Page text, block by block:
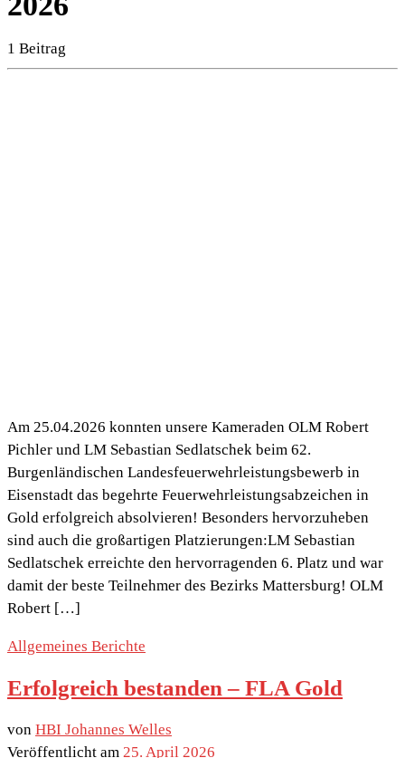
1 Beitrag
Am 25.04.2026 konnten unsere Kameraden OLM Robert
Pichler und LM Sebastian Sedlatschek beim 62.
Burgenländischen Landesfeuerwehrleistungsbewerb in
Eisenstadt das begehrte Feuerwehrleistungsabzeichen in
Gold erfolgreich absolvieren! Besonders hervorzuheben
sind auch die großartigen Platzierungen:LM Sebastian
Sedlatschek erreichte den hervorragenden 6. Platz und war
damit der beste Teilnehmer des Bezirks Mattersburg! OLM
Robert […]
Allgemeines Berichte
Erfolgreich bestanden – FLA Gold
von HBI Johannes Welles
Veröffentlicht am 25. April 2026